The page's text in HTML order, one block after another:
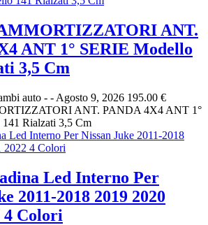
ANT.
ANT 1° SERIE Modello
3,5 Cm
auto - - Agosto 9, 2026 195.00 €
ANT. PANDA 4X4 ANT 1°
Rialzati 3,5 Cm
Led Interno Per
2011-2018 2019 2020
4 Colori